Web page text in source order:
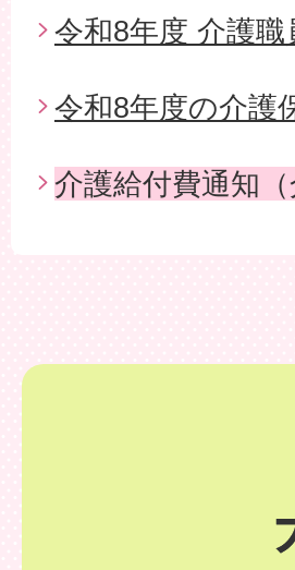
令和8年度 介護
令和8年度の介護
介護給付費通知